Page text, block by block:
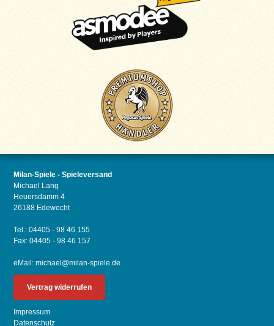
Milan-Spiele - Spieleversand
Michael Lang
Heuersdamm 4
26188 Edewecht
Tel.: 04405 - 98 46 155
Fax: 04405 - 98 46 157
eMail:michael@milan-spiele.de
Vertrag widerrufen
Impressum
Datenschutz